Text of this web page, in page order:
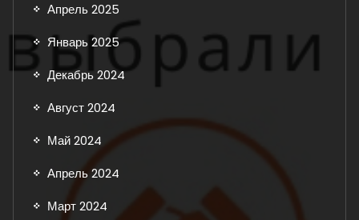
Апрель 2025
Январь 2025
Декабрь 2024
Август 2024
Май 2024
Апрель 2024
Март 2024